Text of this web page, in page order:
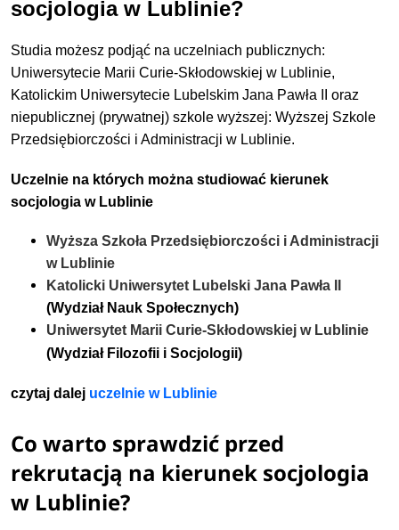
socjologia w Lublinie?
Studia możesz podjąć na uczelniach publicznych:
Uniwersytecie Marii Curie-Skłodowskiej w Lublinie,
Katolickim Uniwersytecie Lubelskim Jana Pawła II oraz
niepublicznej (prywatnej) szkole wyższej: Wyższej Szkole
Przedsiębiorczości i Administracji w Lublinie.
Uczelnie na których można studiować kierunek
socjologia w Lublinie
Wyższa Szkoła Przedsiębiorczości i Administracji
w Lublinie
Katolicki Uniwersytet Lubelski Jana Pawła II
(Wydział Nauk Społecznych)
Uniwersytet Marii Curie-Skłodowskiej w Lublinie
(Wydział Filozofii i Socjologii)
czytaj dalej uczelnie w Lublinie
Co warto sprawdzić przed
rekrutacją na kierunek socjologia
w Lublinie?